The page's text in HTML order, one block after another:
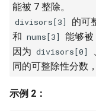
16. 数值的整数次方
17. 打印从 1 到最大
14. 字符串中的变位
15. 字符串中的所有
符串
2.6. 回文链表
2.7. 链表相交
能被 7 整除。
divisors[3] 的可
和 nums[3]
能够被
因为 divisors[0]
同的可整除性分数
示例 2：